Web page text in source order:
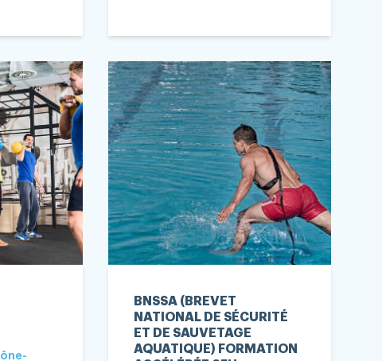
BNSSA (BREVET
NATIONAL DE SÉCURITÉ
ET DE SAUVETAGE
AQUATIQUE) FORMATION